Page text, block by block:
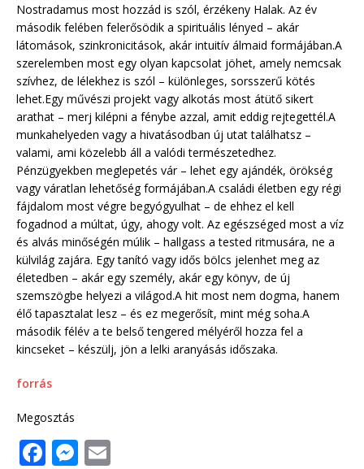
Nostradamus most hozzád is szól, érzékeny Halak. Az év
második felében felerősödik a spirituális lényed – akár
látomások, szinkronicitások, akár intuitív álmaid formájában.A
szerelemben most egy olyan kapcsolat jöhet, amely nemcsak
szívhez, de lélekhez is szól – különleges, sorsszerű kötés
lehet.Egy művészi projekt vagy alkotás most átütő sikert
arathat – merj kilépni a fénybe azzal, amit eddig rejtegettél.A
munkahelyeden vagy a hivatásodban új utat találhatsz –
valami, ami közelebb áll a valódi természetedhez.
Pénzügyekben meglepetés vár – lehet egy ajándék, örökség
vagy váratlan lehetőség formájában.A családi életben egy régi
fájdalom most végre begyógyulhat – de ehhez el kell
fogadnod a múltat, úgy, ahogy volt. Az egészséged most a víz
és alvás minőségén múlik – hallgass a tested ritmusára, ne a
külvilág zajára. Egy tanító vagy idős bölcs jelenhet meg az
életedben – akár egy személy, akár egy könyv, de új
szemszögbe helyezi a világod.A hit most nem dogma, hanem
élő tapasztalat lesz – és ez megerősít, mint még soha.A
második félév a te belső tengered mélyéről hozza fel a
kincseket – készülj, jön a lelki aranyásás időszaka.
forrás
Megosztás
F M